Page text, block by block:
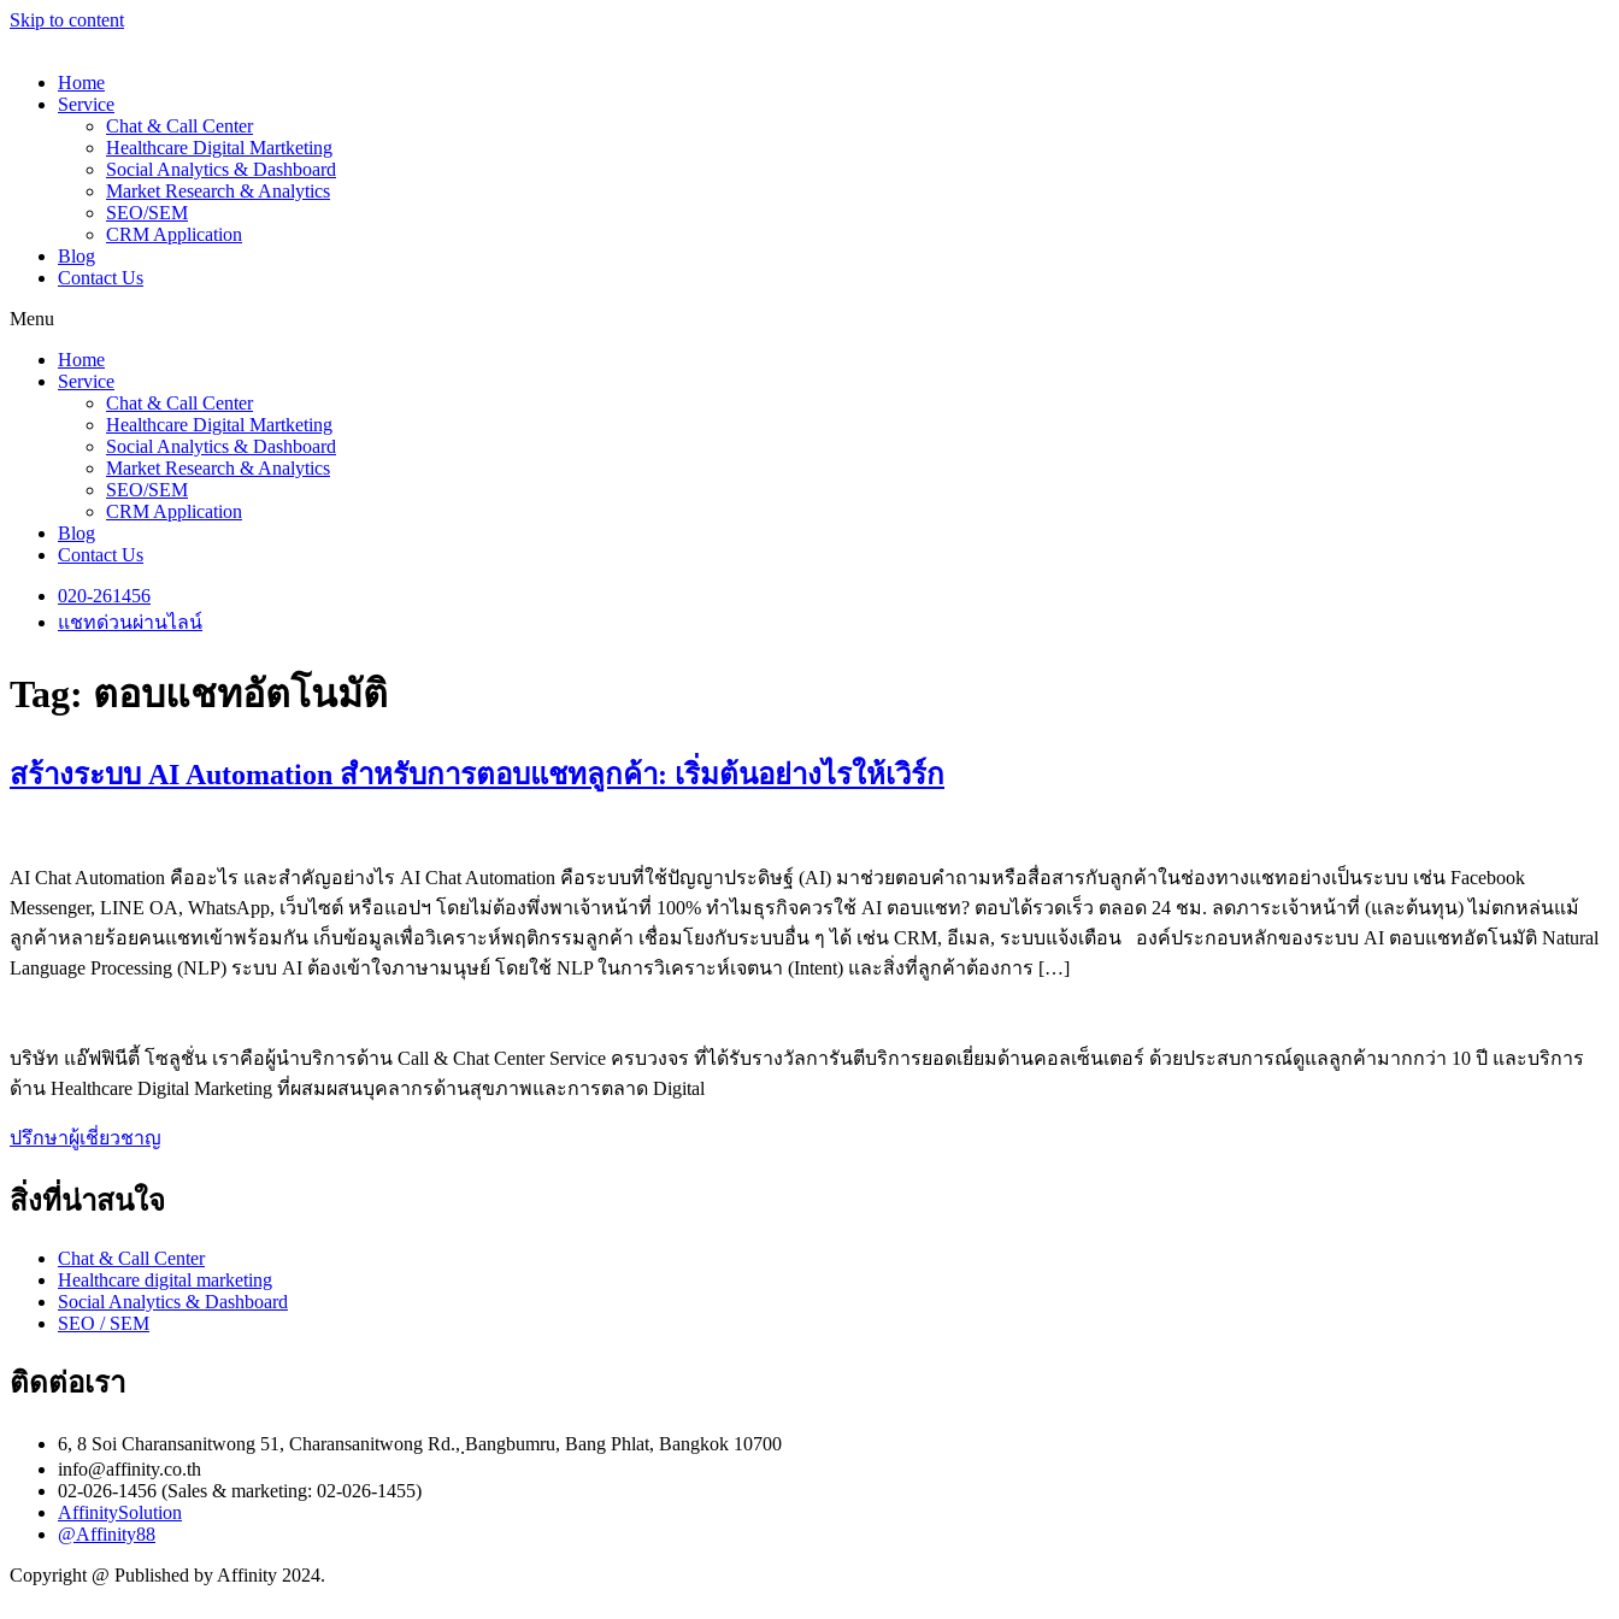
Skip to content
Home
Service
Chat & Call Center
Healthcare Digital Martketing
Social Analytics & Dashboard
Market Research & Analytics
SEO/SEM
CRM Application
Blog
Contact Us
Menu
Home
Service
Chat & Call Center
Healthcare Digital Martketing
Social Analytics & Dashboard
Market Research & Analytics
SEO/SEM
CRM Application
Blog
Contact Us
020-261456
แชทด่วนผ่านไลน์
Tag: ตอบแชทอัตโนมัติ
สร้างระบบ AI Automation สำหรับการตอบแชทลูกค้า: เริ่มต้นอย่างไรให้เวิร์ก
AI Chat Automation คืออะไร และสำคัญอย่างไร AI Chat Automation คือระบบที่ใช้ปัญญาประดิษฐ์ (AI) มาช่วยตอบคำถามหรือสื่อสารกับลูกค้าในช่องทางแชทอย่างเป็นระบบ เช่น Facebook
Messenger, LINE OA, WhatsApp, เว็บไซต์ หรือแอปฯ โดยไม่ต้องพึ่งพาเจ้าหน้าที่ 100% ทำไมธุรกิจควรใช้ AI ตอบแชท? ตอบได้รวดเร็ว ตลอด 24 ชม. ลดภาระเจ้าหน้าที่ (และต้นทุน) ไม่ตกหล่นแม้
ลูกค้าหลายร้อยคนแชทเข้าพร้อมกัน เก็บข้อมูลเพื่อวิเคราะห์พฤติกรรมลูกค้า เชื่อมโยงกับระบบอื่น ๆ ได้ เช่น CRM, อีเมล, ระบบแจ้งเตือน องค์ประกอบหลักของระบบ AI ตอบแชทอัตโนมัติ Natural
Language Processing (NLP) ระบบ AI ต้องเข้าใจภาษามนุษย์ โดยใช้ NLP ในการวิเคราะห์เจตนา (Intent) และสิ่งที่ลูกค้าต้องการ […]
บริษัท แอ๊ฟฟินีตี้ โซลูชั่น เราคือผู้นำบริการด้าน Call & Chat Center Service ครบวงจร ที่ได้รับรางวัลการันตีบริการยอดเยี่ยมด้านคอลเซ็นเตอร์ ด้วยประสบการณ์ดูแลลูกค้ามากกว่า 10 ปี และบริการ
ด้าน Healthcare Digital Marketing ที่ผสมผสนบุคลากรด้านสุขภาพและการตลาด Digital
ปรึกษาผู้เชี่ยวชาญ
สิ่งที่น่าสนใจ
Chat & Call Center
Healthcare digital marketing
Social Analytics & Dashboard
SEO / SEM
ติดต่อเรา
6, 8 Soi Charansanitwong 51, Charansanitwong Rd., ฺBangbumru, Bang Phlat, Bangkok 10700
info@affinity.co.th
02-026-1456 (Sales & marketing: 02-026-1455)
AffinitySolution
@Affinity88
Copyright @ Published by Affinity 2024.